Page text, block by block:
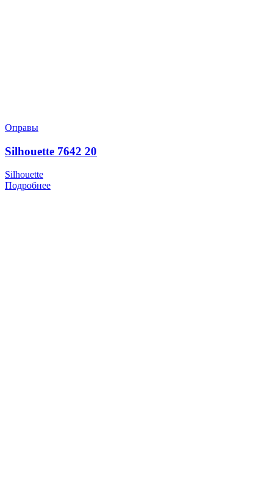
Оправы
Silhouette 7642 20
Silhouette
Подробнее